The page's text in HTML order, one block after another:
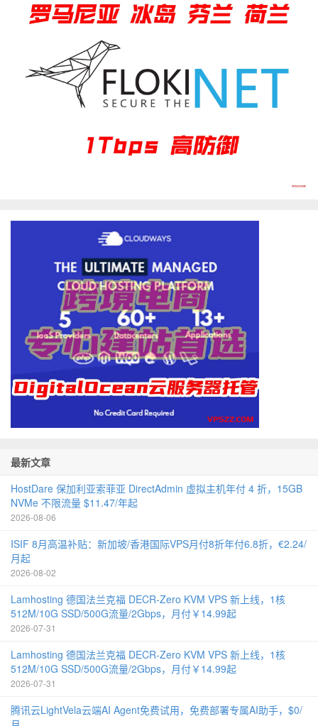
最新文章
HostDare 保加利亚索菲亚 DirectAdmin 虚拟主机年付 4 折，15GB
NVMe 不限流量 $11.47/年起
2026-08-06
ISIF 8月高温补贴：新加坡/香港国际VPS月付8折年付6.8折，€2.24/
月起
2026-08-02
Lamhosting 德国法兰克福 DECR-Zero KVM VPS 新上线，1核
512M/10G SSD/500G流量/2Gbps，月付￥14.99起
2026-07-31
Lamhosting 德国法兰克福 DECR-Zero KVM VPS 新上线，1核
512M/10G SSD/500G流量/2Gbps，月付￥14.99起
2026-07-31
腾讯云LightVela云端AI Agent免费试用，免费部署专属AI助手，$0/